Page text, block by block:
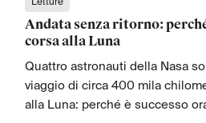
Letture
Andata senza ritorno:
corsa alla Luna
Quattro astronauti della Nasa
viaggio di circa 400 mila
alla Luna: perché è successo